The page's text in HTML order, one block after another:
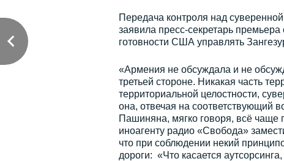
Передача контроля над
заявила пресс-секретарь
готовности США управлять
«Армения не обсуждала и не
третьей стороне. Никакая часть
территориальной целостности,
она, отвечая на соответствующий
Пашиняна, мягко говоря, всё чаще
иноагенту радио «Свобода»
что при соблюдении некий
дороги: «Что касается